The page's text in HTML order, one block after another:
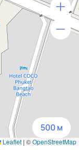
Leaflet | ©OpenStreetMap
500 м
м